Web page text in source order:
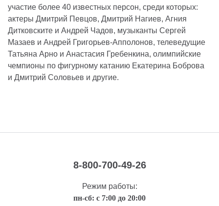
участие более 40 известных персон, среди которых:
актеры Дмитрий Певцов, Дмитрий Нагиев, Агния
Дитковските и Андрей Чадов, музыканты Сергей
Мазаев и Андрей Григорьев-Апполонов, телеведущие
Татьяна Арно и Анастасия Гребенкина, олимпийские
чемпионы по фигурному катанию Екатерина Боброва
и Дмитрий Соловьев и другие.
8-800-700-49-26
Режим работы:
пн-сб: с 7:00 до 20:00